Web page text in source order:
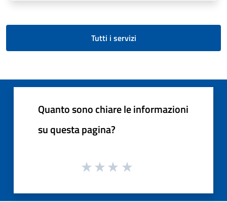
Tutti i servizi
Quanto sono chiare le informazioni
su questa pagina?